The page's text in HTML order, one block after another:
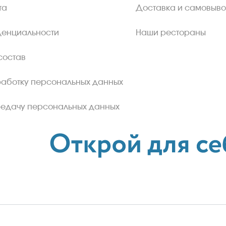
персональных данных
персональных данных
Доставка и
Наши рестораны